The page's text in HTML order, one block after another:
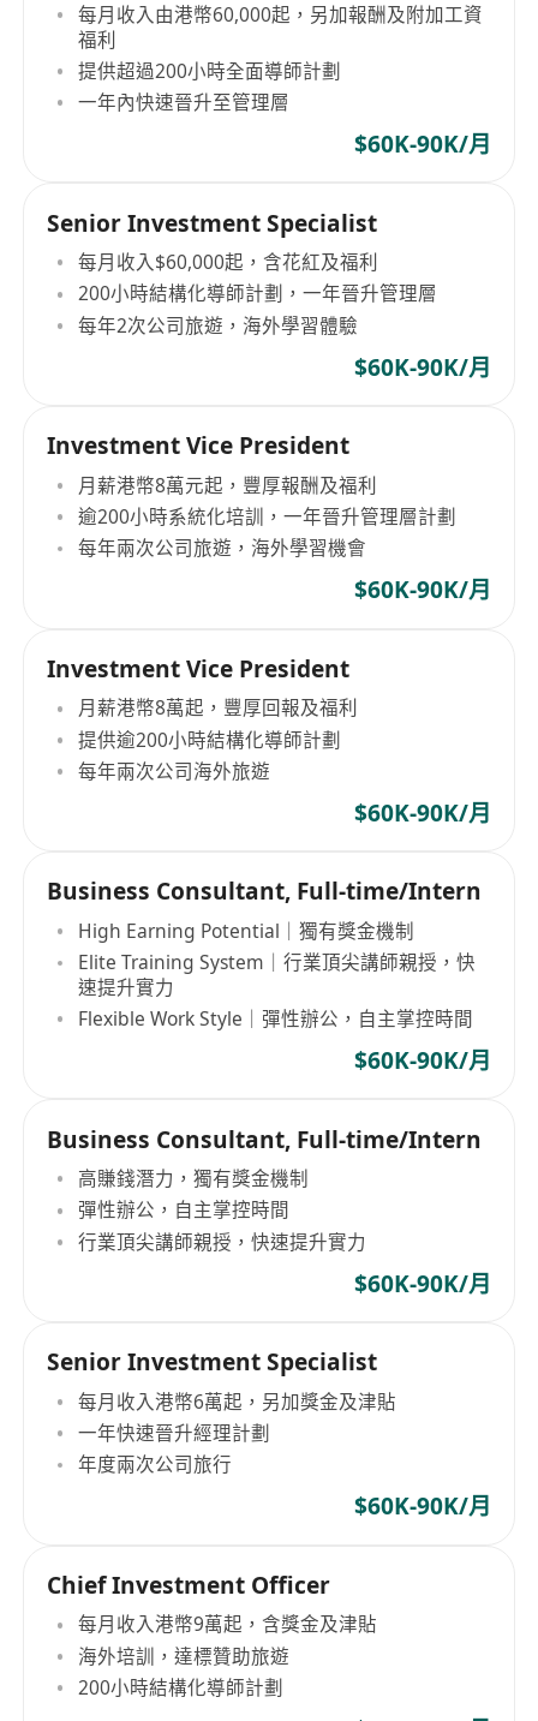
每月收入由港幣60,000起，另加報酬及附加工資
福利
提供超過200小時全面導師計劃
一年內快速晉升至管理層
$60K-90K/月
Senior Investment Specialist
每月收入$60,000起，含花紅及福利
200小時結構化導師計劃，一年晉升管理層
每年2次公司旅遊，海外學習體驗
$60K-90K/月
Investment Vice President
月薪港幣8萬元起，豐厚報酬及福利
逾200小時系統化培訓，一年晉升管理層計劃
每年兩次公司旅遊，海外學習機會
$60K-90K/月
Investment Vice President
月薪港幣8萬起，豐厚回報及福利
提供逾200小時結構化導師計劃
每年兩次公司海外旅遊
$60K-90K/月
Business Consultant, Full-time/Intern
High Earning Potential｜獨有獎金機制
Elite Training System｜行業頂尖講師親授，快
速提升實力
Flexible Work Style｜彈性辦公，自主掌控時間
$60K-90K/月
Business Consultant, Full-time/Intern
高賺錢潛力，獨有獎金機制
彈性辦公，自主掌控時間
行業頂尖講師親授，快速提升實力
$60K-90K/月
Senior Investment Specialist
每月收入港幣6萬起，另加獎金及津貼
一年快速晉升經理計劃
年度兩次公司旅行
$60K-90K/月
Chief Investment Officer
每月收入港幣9萬起，含獎金及津貼
海外培訓，達標贊助旅遊
200小時結構化導師計劃